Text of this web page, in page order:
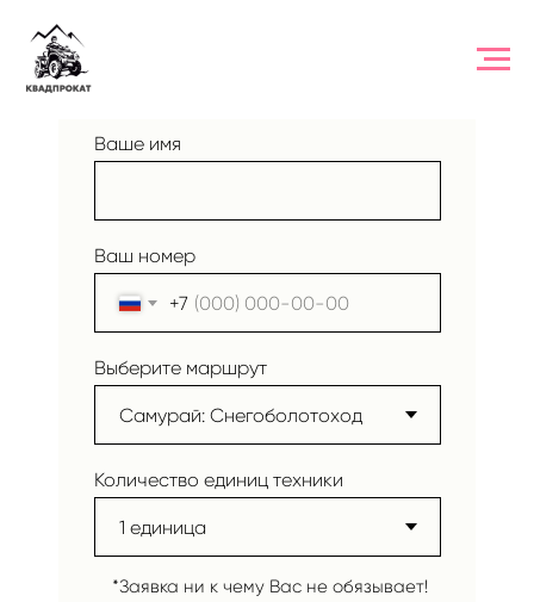
*Заявка ни к чему Вас не обязывает!
Ваше имя
Ваш номер
+7
Выберите маршрут
Количество единиц техники